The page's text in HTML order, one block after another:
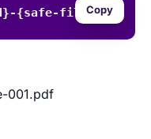
{safe-file-name}
Copy
001.pdf